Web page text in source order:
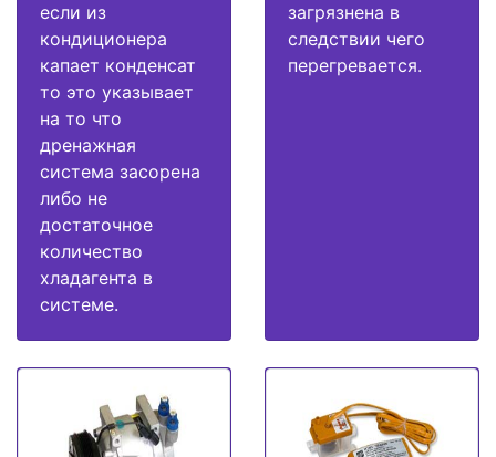
если из
кондиционера
капает конденсат
то это указывает
на то что
дренажная
система засорена
либо не
достаточное
количество
хладагента в
системе.
загрязнена в
следствии чего
перегревается.